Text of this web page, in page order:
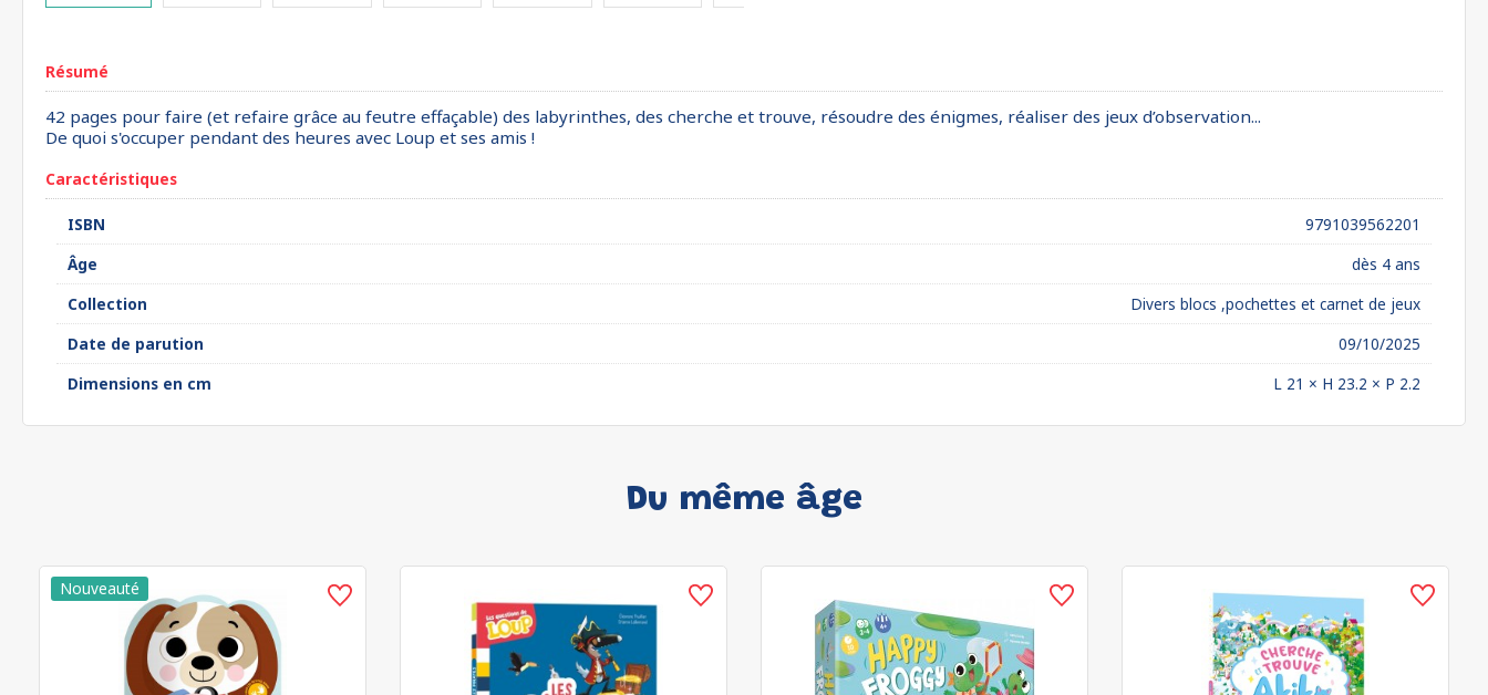
Résumé
42 pages pour faire (et refaire grâce au feutre effaçable) des labyrinthes, des cherche et trouve, résoudre des énigmes, réaliser des jeux d’observation...
De quoi s'occuper pendant des heures avec Loup et ses amis !
Caractéristiques
ISBN
9791039562201
Âge
dès 4 ans
Collection
Divers blocs ,pochettes et carnet de jeux
Date de parution
09/10/2025
Dimensions en cm
L 21 × H 23.2 × P 2.2
Du même âge